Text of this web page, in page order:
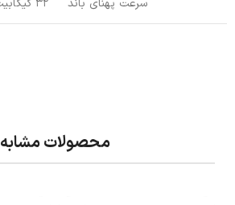
محصولات مشابه